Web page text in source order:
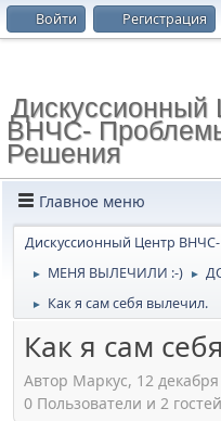
Войти Регистрация
Дискуссионный
ВНЧС-
Решения
Главное меню
Дискуссионный Центр
► МЕНЯ ВЫЛЕЧИЛИ :-) ►
► Как я сам себя вылечил.
Как я сам
Автор Маркус, 12
0 Пользователи и 2